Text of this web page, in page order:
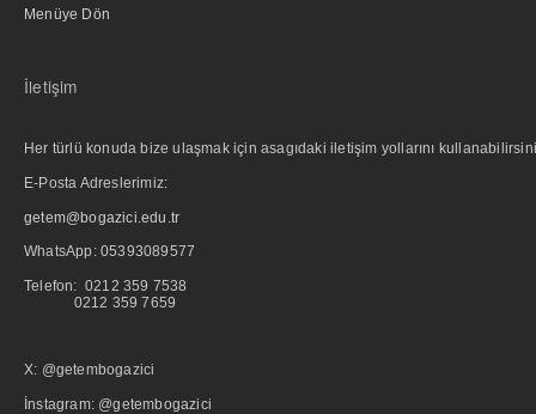
Menüye Dön
İletişim
Her türlü konuda bize ulaşmak için asagıdaki iletişim yollarını
E-Posta Adreslerimiz:
getem@bogazici.edu.tr
WhatsApp: 05393089577
Telefon: 0212 359 7538
0212 359 7659
X: @getembogazici
İnstagram: @getembogazici